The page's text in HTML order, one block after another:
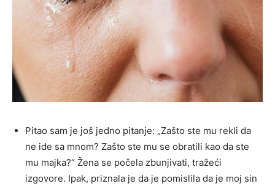
Pitao sam je još jedno pitanje: „Zašto ste mu rekli da
ne ide sa mnom? Zašto ste mu se obratili kao da ste
mu majka?“ Žena se počela zbunjivati, tražeći
izgovore. Ipak, priznala je da je pomislila da je moj sin